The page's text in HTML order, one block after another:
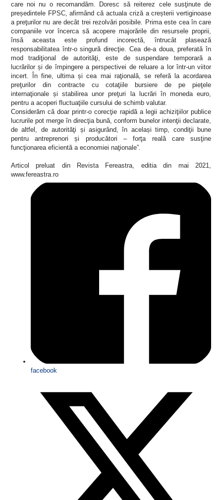
care noi nu o recomandăm. Doresc să reiterez cele susţinute de
președintele FPSC, afirmând că actuala criză a creșterii vertiginoase
a preţurilor nu are decât trei rezolvări posibile. Prima este cea în care
companiile vor încerca să acopere majorările din resursele proprii,
însă aceasta este profund incorectă, întrucât plasează
responsabilitatea într-o singură direcţie. Cea de-a doua, preferată în
mod tradiţional de autorităţi, este de suspendare temporară a
lucrărilor și de împingere a perspectivei de reluare a lor într-un viitor
incert. În fine, ultima și cea mai raţională, se referă la acordarea
preţurilor din contracte cu cotaţiile bursiere de pe pieţele
internaţionale și stabilirea unor preţuri la lucrări în moneda euro,
pentru a acoperi fluctuaţiile cursului de schimb valutar.
Considerăm că doar printr-o corecţie rapidă a legii achiziţiilor publice
lucrurile pot merge în direcţia bună, conform bunelor intenţii declarate,
de altfel, de autorităţi și asigurând, în același timp, condiţii bune
pentru antreprenori și producători – forţa reală care susţine
funcţionarea eficientă a economiei naţionale”.
Articol preluat din Revista Fereastra, editia din mai 2021,
www.fereastra.ro
facebook